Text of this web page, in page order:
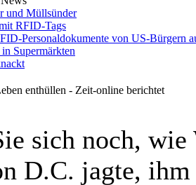
und Müllsünder
RFID-Tags
Personaldokumente von US-Bürgern
Supermärkten
enthüllen - Zeit-online berichtet
sich noch,
D.C. jagte,